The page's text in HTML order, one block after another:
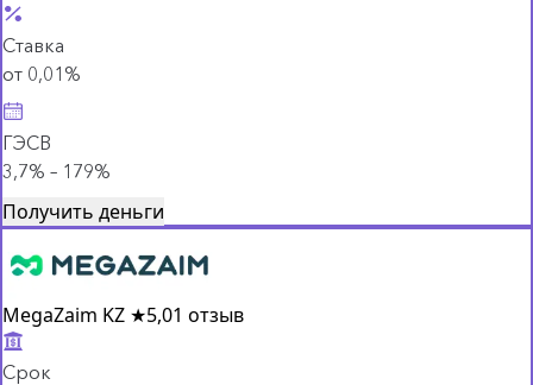
Ставка
от 0,01%
ГЭСВ
3,7% – 179%
Получить деньги
MegaZaim KZ ★5,01 отзыв
Срок